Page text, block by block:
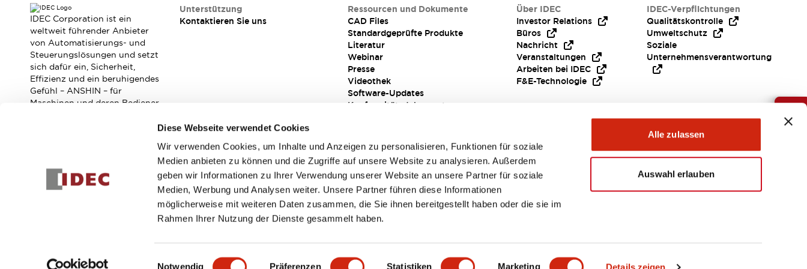
Diese Webseite verwendet Cookies
Wir verwenden Cookies, um Inhalte und Anzeigen zu personalisieren, Funktionen für soziale
Medien anbieten zu können und die Zugriffe auf unsere Website zu analysieren. Außerdem
geben wir Informationen zu Ihrer Verwendung unserer Website an unsere Partner für soziale
Medien, Werbung und Analysen weiter. Unsere Partner führen diese Informationen
möglicherweise mit weiteren Daten zusammen, die Sie ihnen bereitgestellt haben oder die sie im
Rahmen Ihrer Nutzung der Dienste gesammelt haben.
Einwilligungsauswahl
Notwendig Präferenzen Statistiken Marketing Details zeigen
Alle zulassen
Auswahl erlauben
Sicherheitslösungen
IDEC-Sicherheitskonzept
Kollaborative Sicherheit (Sicherheit 2.0)
Sicherheitsrelevante Gesetze und Normen
Sicherheitsausrüstung-Kurs
Entdecken Sie alles
Entdecken Sie alles
Software-Updates
Brauche Hilfe ?
IDEC Corporation ist ein
weltweit führender Anbieter
von Automatisierungs- und
Steuerungslösungen und setzt
sich dafür ein, Sicherheit,
Effizienz und ein beruhigendes
Gefühl – ANSHIN – für
Maschinen und deren Bediener
Unterstützung
Kontaktieren Sie uns
Ressourcen und Dokumente
CAD Files
Standardgeprüfte Produkte
Literatur
Webinar
Presse
Videothek
Software-Updates
Konformitätsdokumente
Über IDEC
Investor Relations
Büros
Nachricht
Veranstaltungen
Arbeiten bei IDEC
F&E-Technologie
IDEC-Verpflichtungen
Qualitätskontrolle
Umweltschutz
Soziale
Unternehmensverantwortung
Abonnieren Sie unseren Newsletter!
Registrieren
DatenschutzrichtlinieGeschäftsbedingungen EMEA